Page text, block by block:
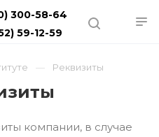
300-58-64
59-12-59
Реквизиты
компании, в случае